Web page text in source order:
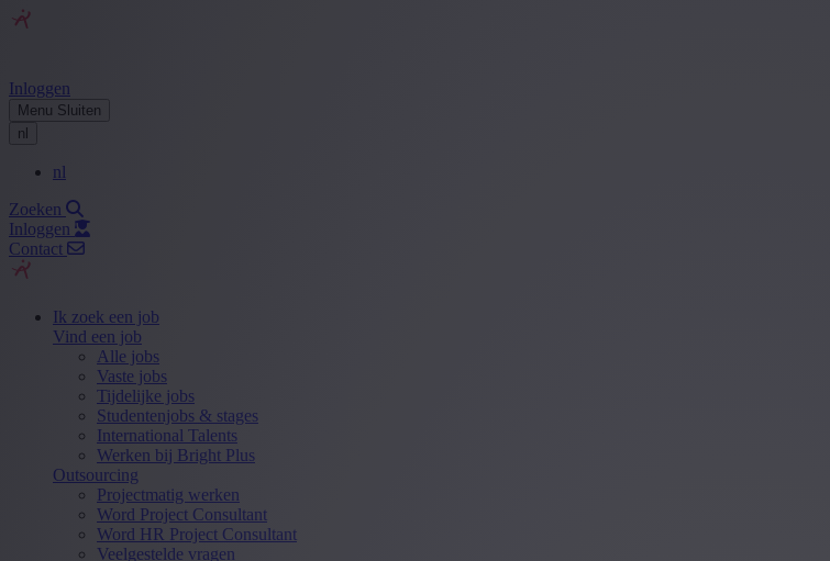
Inloggen
Menu Sluiten
nl
nl
Zoeken
Inloggen
Contact
Ik zoek een job
Vind een job
Alle jobs
Vaste jobs
Tijdelijke jobs
Studentenjobs & stages
International Talents
Werken bij Bright Plus
Outsourcing
Projectmatig werken
Word Project Consultant
Word HR Project Consultant
Veelgestelde vragen